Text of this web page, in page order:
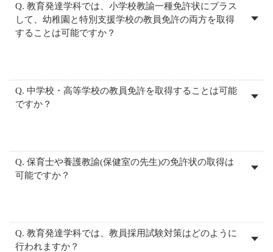
Q. 教育発達学科では、小学校教諭一種免許状にプラス
して、幼稚園と特別支援学校の教員免許の両方を取得
することは可能ですか？
Q. 中学校・高等学校の教員免許を取得することは可能
ですか？
Q. 保育士や養護教諭(保健室の先生)の免許状の取得は
可能ですか？
Q. 教育発達学科では、教員採用試験対策はどのように
行われますか？